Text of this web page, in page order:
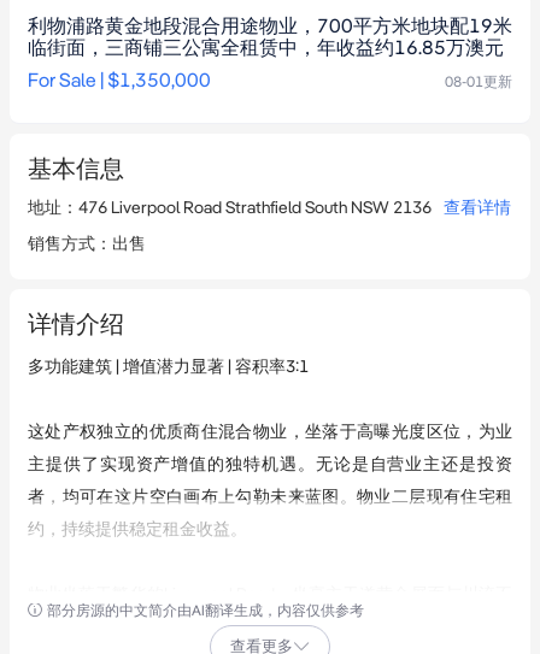
利物浦路黄金地段混合用途物业，700平方米地块配19米
临街面，三商铺三公寓全租赁中，年收益约16.85万澳元
For Sale | $1,350,000
08-01更新
基本信息
地址 ： 476 Liverpool Road Strathfield South NSW 2136
查看详情
销售方式 ： 出售
详情介绍
多功能建筑 | 增值潜力显著 | 容积率3:1
这处产权独立的优质商住混合物业，坐落于高曝光度区位，为业
主提供了实现资产增值的独特机遇。无论是自营业主还是投资
者，均可在这片空白画布上勾勒未来蓝图。物业二层现有住宅租
约，持续提供稳定租金收益。
息的人车流量。周边商业氛围成熟，公共交通便捷，可快速抵达
部分房源的中文简介由AI翻译生成，内容仅供参考
查看更多